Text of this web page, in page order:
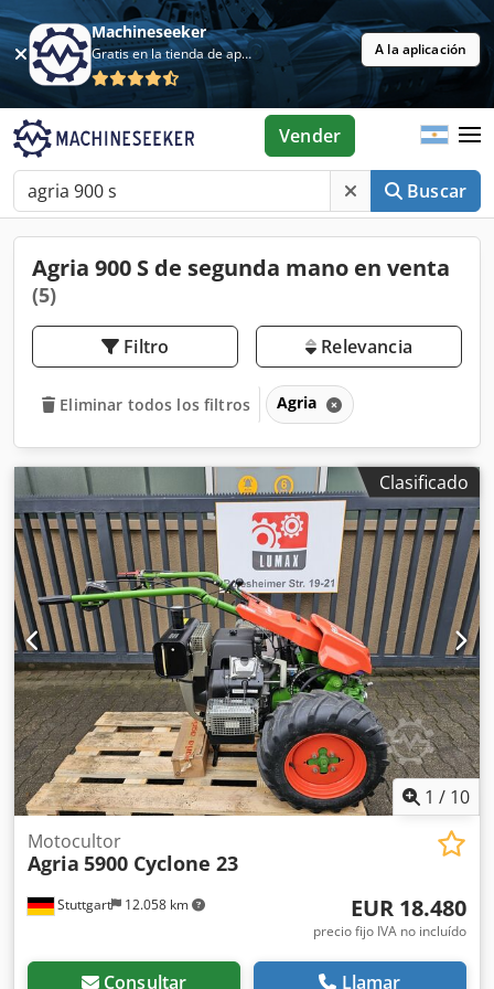
Machineseeker
Gratis en la tienda de aplicaciones A la aplicación
Buscar
Vender
Agria 900 S de segunda mano en venta
(5)
Filtro Relevancia
Eliminar todos los filtros Agria
Clasificado
1 / 10
Stuttgart 12.058 km
Motocultor
Agria 5900 Cyclone 23
EUR 18.480
precio fijo IVA no incluído
Consultar Llamar